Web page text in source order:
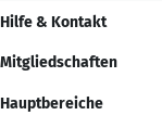
Hilfe & Kontakt
Mitgliedschaften
Hauptbereiche